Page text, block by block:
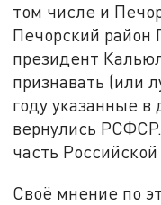
том числе и
Печорский район
президент
признавать (или
году указанные в
вернулись
часть
Своё мнение по